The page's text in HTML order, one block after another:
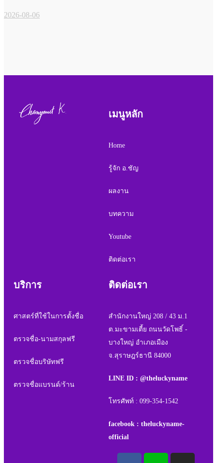
2026-08-06
เมนูหลัก
Home
รู้จัก อ.ชัญ
ผลงาน
บทความ
Youtube
ติดต่อเรา
บริการ
ศาสตร์ที่ใช้ในการตั้งชื่อ
ตรวจชื่อ-นามสกุลฟรี
ตรวจชื่อบริษัทฟรี
ตรวจชื่อแบรนด์/ร้าน
ติดต่อเรา
สำนักงานใหญ่ 208 / 43 ม.1
ต.มะขามเตี้ย ถนนวัดโพธิ์ -
บางใหญ่ อำเภอเมือง
จ.สุราษฎร์ธานี 84000
LINE ID : @theluckyname
โทรศัพท์ : 099-354-1542
facebook : theluckyname-
official